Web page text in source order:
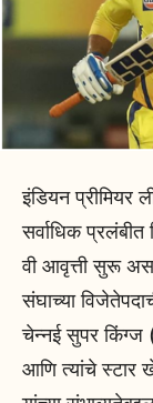
इंडियन प्रीमियर
सर्वाधिक
वी आवृत्ती सुरू
संघाच्या
चेन्नई सुपर किंग्ज
आणि त्यांचे स्टार